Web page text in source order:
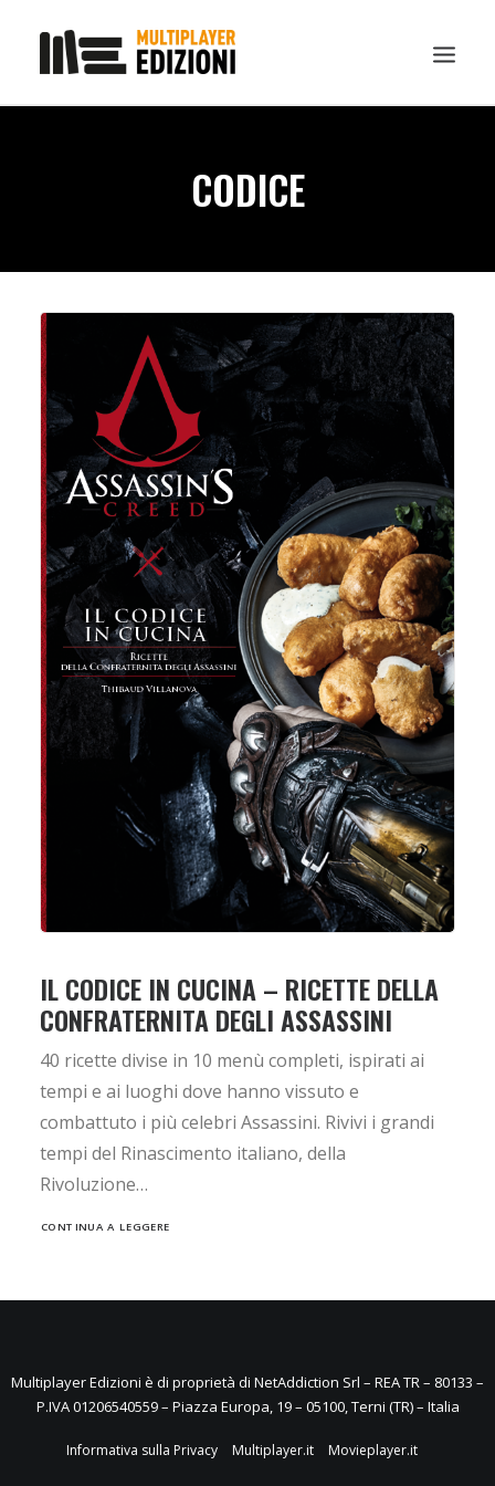
GADGET
NEWS
CONTATTI
CHI SIAMO
DOWNLOAD
RICERCA
CODICE
IL CODICE IN CUCINA – RICETTE DELLA
CONFRATERNITA DEGLI ASSASSINI
40 ricette divise in 10 menù completi, ispirati ai
tempi e ai luoghi dove hanno vissuto e
combattuto i più celebri Assassini. Rivivi i grandi
tempi del Rinascimento italiano, della
Rivoluzione…
CONTINUA A LEGGERE
Multiplayer Edizioni è di proprietà di NetAddiction Srl – REA TR – 80133 –
P.IVA 01206540559 – Piazza Europa, 19 – 05100, Terni (TR) – Italia
Informativa sulla Privacy Multiplayer.it Movieplayer.it